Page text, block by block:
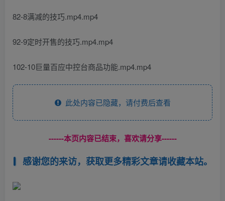
82-8满减的技巧.mp4.mp4
92-9定时开售的技巧.mp4.mp4
102-10巨量百应中控台商品功能.mp4.mp4
此处内容已隐藏，请付费后查看
------本页内容已结束，喜欢请分享------
感谢您的来访，获取更多精彩文章请收藏本站。